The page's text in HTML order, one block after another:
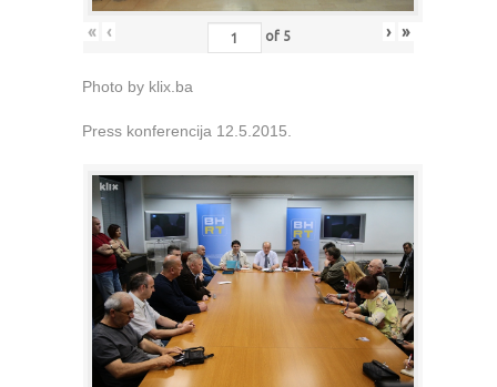
« ‹ of 5 › »
Photo by klix.ba
Press konferencija 12.5.2015.